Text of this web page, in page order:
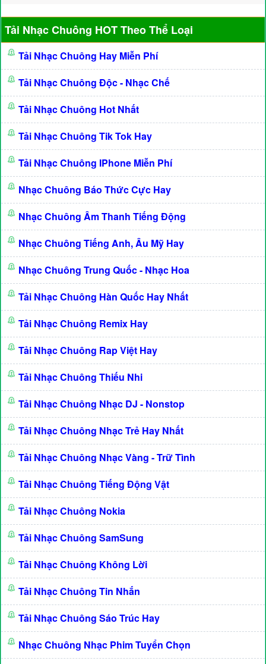
Tải Nhạc Chuông HOT Theo Thể Loại
Tải Nhạc Chuông Hay Miễn Phí
Tải Nhạc Chuông Độc - Nhạc Chế
Tải Nhạc Chuông Hot Nhất
Tải Nhạc Chuông Tik Tok Hay
Tải Nhạc Chuông IPhone Miễn Phí
Nhạc Chuông Báo Thức Cực Hay
Nhạc Chuông Âm Thanh Tiếng Động
Nhạc Chuông Tiếng Anh, Âu Mỹ Hay
Nhạc Chuông Trung Quốc - Nhạc Hoa
Tải Nhạc Chuông Hàn Quốc Hay Nhất
Tải Nhạc Chuông Remix Hay
Tải Nhạc Chuông Rap Việt Hay
Tải Nhạc Chuông Thiếu Nhi
Tải Nhạc Chuông Nhạc DJ - Nonstop
Tải Nhạc Chuông Nhạc Trẻ Hay Nhất
Tải Nhạc Chuông Nhạc Vàng - Trữ Tình
Tải Nhạc Chuông Tiếng Động Vật
Tải Nhạc Chuông Nokia
Tải Nhạc Chuông SamSung
Tải Nhạc Chuông Không Lời
Tải Nhạc Chuông Tin Nhắn
Tải Nhạc Chuông Sáo Trúc Hay
Nhạc Chuông Nhạc Phim Tuyển Chọn